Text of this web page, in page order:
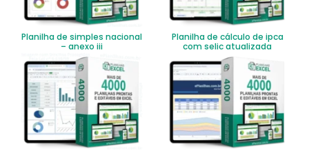
Planilha de simples nacional
– anexo iii
Planilha de cálculo de ipca
com selic atualizada